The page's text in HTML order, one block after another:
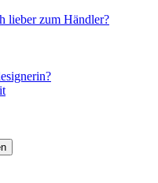
lieber zum Händler?